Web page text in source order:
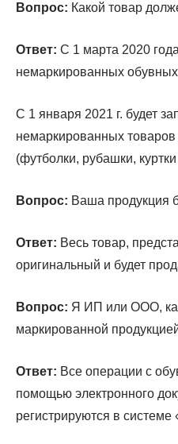
Вопрос: Какой товар
Ответ: С 1 марта 2020
немаркированных
С 1 января 2021 г. будет
немаркированных
(футболки, рубашки, куртки
Вопрос: Ваша продукция
Ответ: Весь товар,
оригинальный и будет
Вопрос: Я ИП или ООО,
маркированной
Ответ: Все операции с
помощью электронного
регистрируются в системе